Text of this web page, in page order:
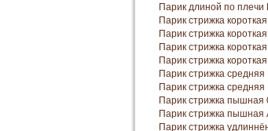
Парик длиной по плечи
Парик стрижка
Парик стрижка
Парик стрижка
Парик стрижка
Парик стрижка средняя
Парик стрижка средняя
Парик стрижка пышная
Парик стрижка пышная
Парик стрижка